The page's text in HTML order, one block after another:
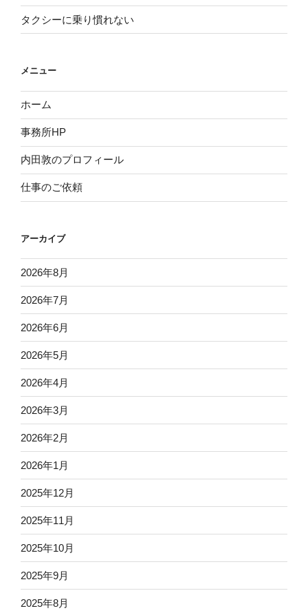
タクシーに乗り慣れない
メニュー
ホーム
事務所HP
内田敦のプロフィール
仕事のご依頼
アーカイブ
2026年8月
2026年7月
2026年6月
2026年5月
2026年4月
2026年3月
2026年2月
2026年1月
2025年12月
2025年11月
2025年10月
2025年9月
2025年8月